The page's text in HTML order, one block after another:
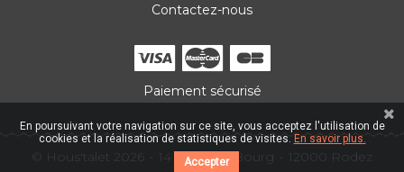
Contactez-nous
Paiement sécurisé
© Hous'talet 2026 14 Place du Bourg 12000 Rodez
En poursuivant votre navigation sur ce site, vous acceptez l'utilisation de
cookies et la réalisation de statistiques de visites. En savoir plus.
Accepter